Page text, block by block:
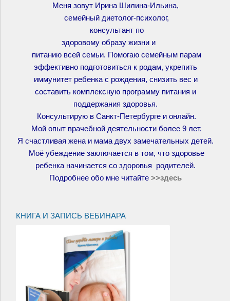
Меня зовут Ирина Шилина-Ильина,
семейный диетолог-психолог,
консультант по
здоровому образу жизни и
питанию всей семьи. Помогаю семейным парам
эффективно подготовиться к родам, укрепить
иммунитет ребенка с рождения, снизить вес и
составить комплексную программу питания и
поддержания здоровья.
Консультирую в Санкт-Петербурге и онлайн.
Мой опыт врачебной деятельности более 9 лет.
Я счастливая жена и мама двух замечательных детей.
Моё убеждение заключается в том, что здоровье
ребенка начинается со здоровья родителей.
Подробнее обо мне читайте >>здесь
КНИГА И ЗАПИСЬ ВЕБИНАРА